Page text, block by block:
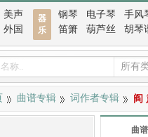
美声
外国
器
乐
钢琴 电子琴 手风
笛箫
葫芦丝 胡琴
所有
曲谱专辑 词作者专辑 阎
曲